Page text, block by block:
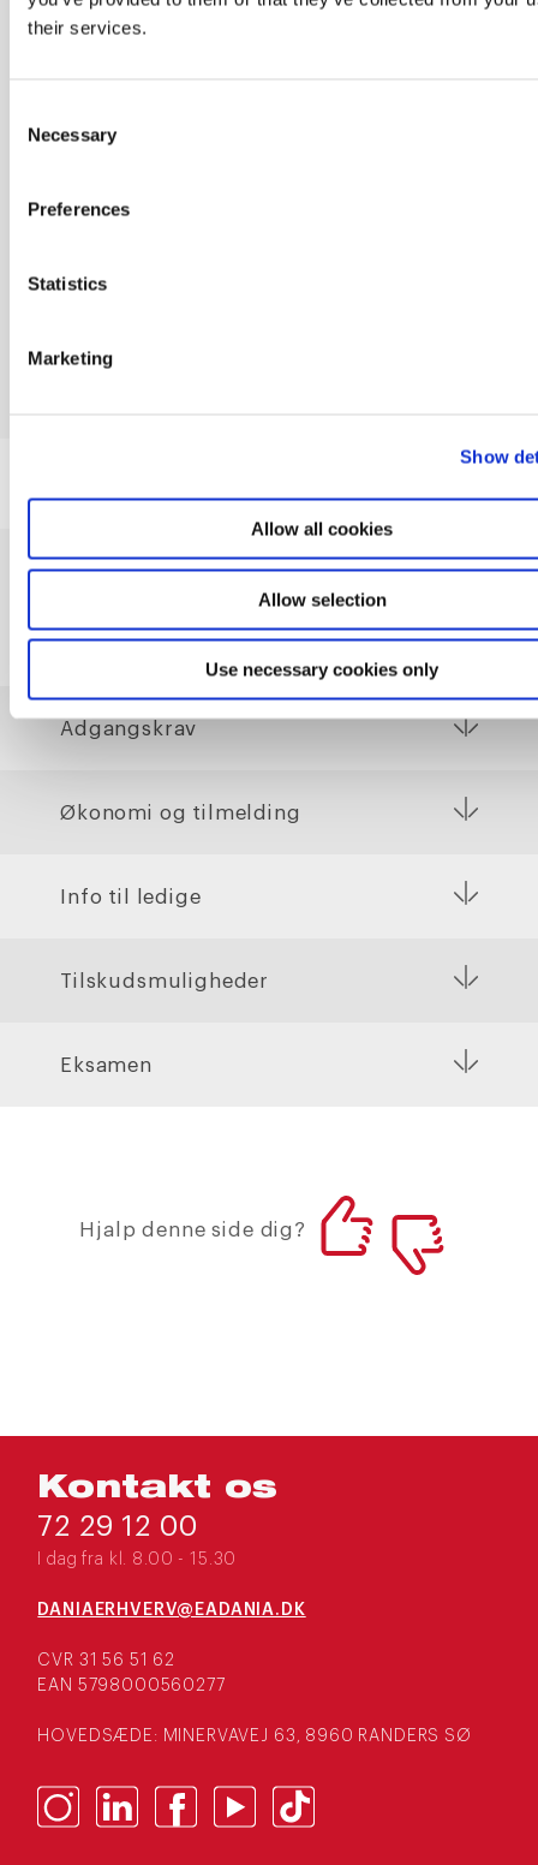
their services.
Selection
Necessary
Preferences
Statistics
Marketing
Show
Allow all cookies
Allow selection
Use necessary cookies only
Praktiske informationer
Adgangskrav
Økonomi og tilmelding
Info til ledige
Tilskudsmuligheder
Eksamen
Hjalp denne side dig?
Kontakt os
72 29 12 00
I dag fra kl. 8.00 - 15.30
DANIAERHVERV@EADANIA.DK
CVR 31 56 51 62
EAN 5798000560277
HOVEDSÆDE: MINERVAVEJ 63, 8960 RANDERS SØ